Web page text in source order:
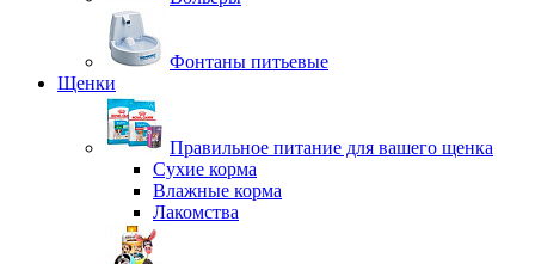
Фонтаны питьевые
Щенки
Правильное питание для вашего щенка
Сухие корма
Влажные корма
Лакомства